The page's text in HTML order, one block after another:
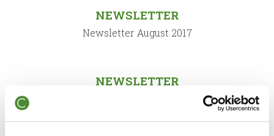
NEWSLETTER
Newsletter August 2017
NEWSLETTER